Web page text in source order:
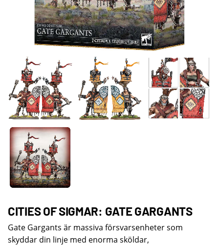
CITIES OF SIGMAR: GATE GARGANTS
Gate Gargants är massiva försvarsenheter som
skyddar din linje med enorma sköldar,